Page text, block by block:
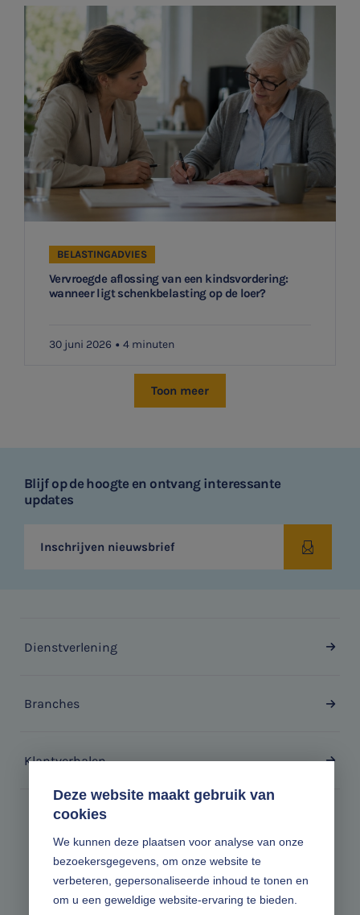
Deze website maakt gebruik van
cookies
We kunnen deze plaatsen voor analyse van onze
bezoekersgegevens, om onze website te
verbeteren, gepersonaliseerde inhoud te tonen en
om u een geweldige website-ervaring te bieden.
Vervroegde aflossing van een kindsvordering:
wanneer ligt schenkbelasting op de loer?
BELASTINGADVIES
30 juni 2026 4 minuten
Toon meer
Blijf op de hoogte en ontvang interessante
updates
Inschrijven nieuwsbrief
Dienstverlening
Branches
Klantverhalen
Volg ons online